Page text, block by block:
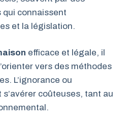
connaissent
et la législation.
efficace et légale, il
vers des méthodes
L’ignorance ou
s’avérer coûteuses, tant au